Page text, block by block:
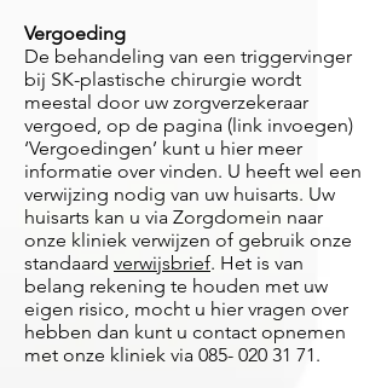
Vergoeding
De behandeling van een triggervinger
bij SK-plastische chirurgie wordt
meestal door uw zorgverzekeraar
vergoed, op de pagina (link invoegen)
‘Vergoedingen’ kunt u hier meer
informatie over vinden. U heeft wel een
verwijzing nodig van uw huisarts. Uw
huisarts kan u via Zorgdomein naar
onze kliniek verwijzen of gebruik onze
standaard verwijsbrief. Het is van
belang rekening te houden met uw
eigen risico, mocht u hier vragen over
hebben dan kunt u contact opnemen
met onze kliniek via 085- 020 31 71.